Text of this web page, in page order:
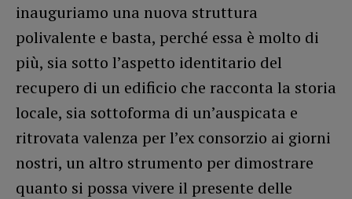
inauguriamo una nuova struttura
polivalente e basta, perché essa è molto di
più, sia sotto l’aspetto identitario del
recupero di un edificio che racconta la storia
locale, sia sottoforma di un’auspicata e
ritrovata valenza per l’ex consorzio ai giorni
nostri, un altro strumento per dimostrare
quanto si possa vivere il presente delle